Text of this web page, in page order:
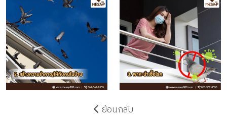
ย้อนกลับ